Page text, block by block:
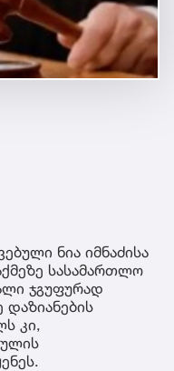
ნია იმნაძისა
სასამართლო
ჯგუფურად
დაზიანების
კი,